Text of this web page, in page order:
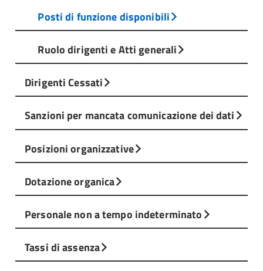
Posti di funzione disponibili
Ruolo dirigenti e Atti generali
Dirigenti Cessati
Sanzioni per mancata comunicazione dei dati
Posizioni organizzative
Dotazione organica
Personale non a tempo indeterminato
Tassi di assenza